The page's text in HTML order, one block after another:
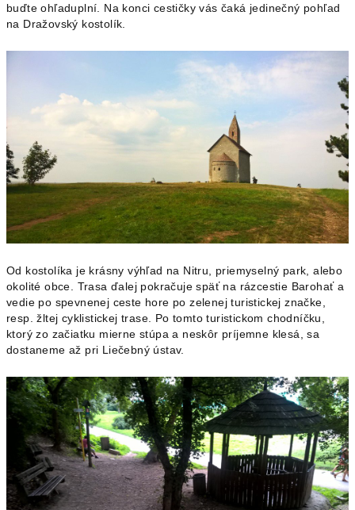
buďte ohľaduplní. Na konci cestičky vás čaká jedinečný pohľad
na Dražovský kostolík.
Od kostolíka je krásny výhľad na Nitru, priemyselný park, alebo
okolité obce. Trasa ďalej pokračuje späť na rázcestie Barohať a
vedie po spevnenej ceste hore po zelenej turistickej značke,
resp. žltej cyklistickej trase. Po tomto turistickom chodníčku,
ktorý zo začiatku mierne stúpa a neskôr príjemne klesá, sa
dostaneme až pri Liečebný ústav.